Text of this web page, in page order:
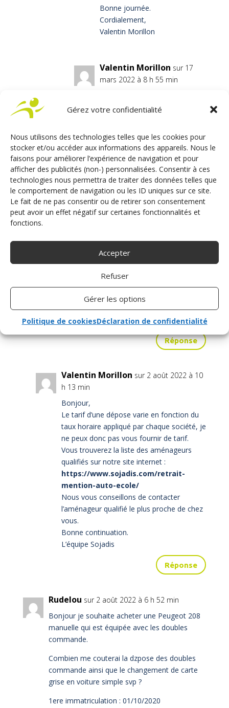
Gérez votre confidentialité
Nous utilisons des technologies telles que les cookies pour
stocker et/ou accéder aux informations des appareils. Nous le
faisons pour améliorer l’expérience de navigation et pour
afficher des publicités (non-) personnalisées. Consentir à ces
technologies nous permettra de traiter des données telles que
le comportement de navigation ou les ID uniques sur ce site.
Le fait de ne pas consentir ou de retirer son consentement
peut avoir un effet négatif sur certaines fonctionnalités et
fonctions.
Accepter
Refuser
Gérer les options
Politique de cookiesDéclaration de confidentialité
Bonne journée.
Cordialement,
Valentin Morillon
Valentin Morillon sur 17
mars 2022 à 8 h 55 min
La transformation auto-école
Nous restons à votre
disposition pour toute autre
demande, pour cela contactez
notre service commercial au
0241640558.
Bonne journée.
Cordialement,
sur 29 juin 2022 à 19 h 32
Bonjour
Quel est le tarif pour la désinstallation des
double commande sur 208 boite manuelle?
Réponse
Valentin Morillon sur 2 août 2022 à 10
h 13 min
Bonjour,
Le tarif d’une dépose varie en fonction du
taux horaire appliqué par chaque société, je
ne peux donc pas vous fournir de tarif.
Vous trouverez la liste des aménageurs
qualifiés sur notre site internet :
https://www.sojadis.com/retrait-
mention-auto-ecole/
Nous vous conseillons de contacter
l’aménageur qualifié le plus proche de chez
vous.
Bonne continuation.
L’équipe Sojadis
Réponse
Rudelou sur 2 août 2022 à 6 h 52 min
Bonjour je souhaite acheter une Peugeot 208
manuelle qui est équipée avec les doubles
commande.
Combien me couterai la dzpose des doubles
commande ainsi que le changement de carte
grise en voiture simple svp ?
1ere immatriculation : 01/10/2020